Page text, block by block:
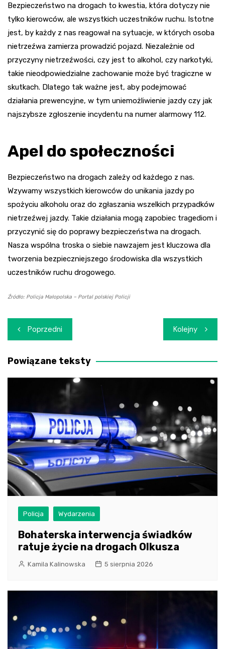
Bezpieczeństwo na drogach to kwestia, która dotyczy nie
tylko kierowców, ale wszystkich uczestników ruchu. Istotne
jest, by każdy z nas reagował na sytuacje, w których osoba
nietrzeźwa zamierza prowadzić pojazd. Niezależnie od
przyczyny nietrzeźwości, czy jest to alkohol, czy narkotyki,
takie nieodpowiedzialne zachowanie może być tragiczne w
skutkach. Dlatego tak ważne jest, aby podejmować
działania prewencyjne, w tym uniemożliwienie jazdy czy jak
najszybsze zgłoszenie incydentu na numer alarmowy 112.
Apel do społeczności
Bezpieczeństwo na drogach zależy od każdego z nas.
Wzywamy wszystkich kierowców do unikania jazdy po
spożyciu alkoholu oraz do zgłaszania wszelkich przypadków
nietrzeźwej jazdy. Takie działania mogą zapobiec tragediom i
przyczynić się do poprawy bezpieczeństwa na drogach.
Nasza wspólna troska o siebie nawzajem jest kluczowa dla
tworzenia bezpieczniejszego środowiska dla wszystkich
uczestników ruchu drogowego.
Źródło: Policja Małopolska – Portal polskiej Policji
Nawigacja
wpisu
Poprzedni Kolejny
Powiązane teksty
Policja Wydarzenia
Bohaterska interwencja świadków
ratuje życie na drogach Olkusza
Kamila Kalinowska 5 sierpnia 2026